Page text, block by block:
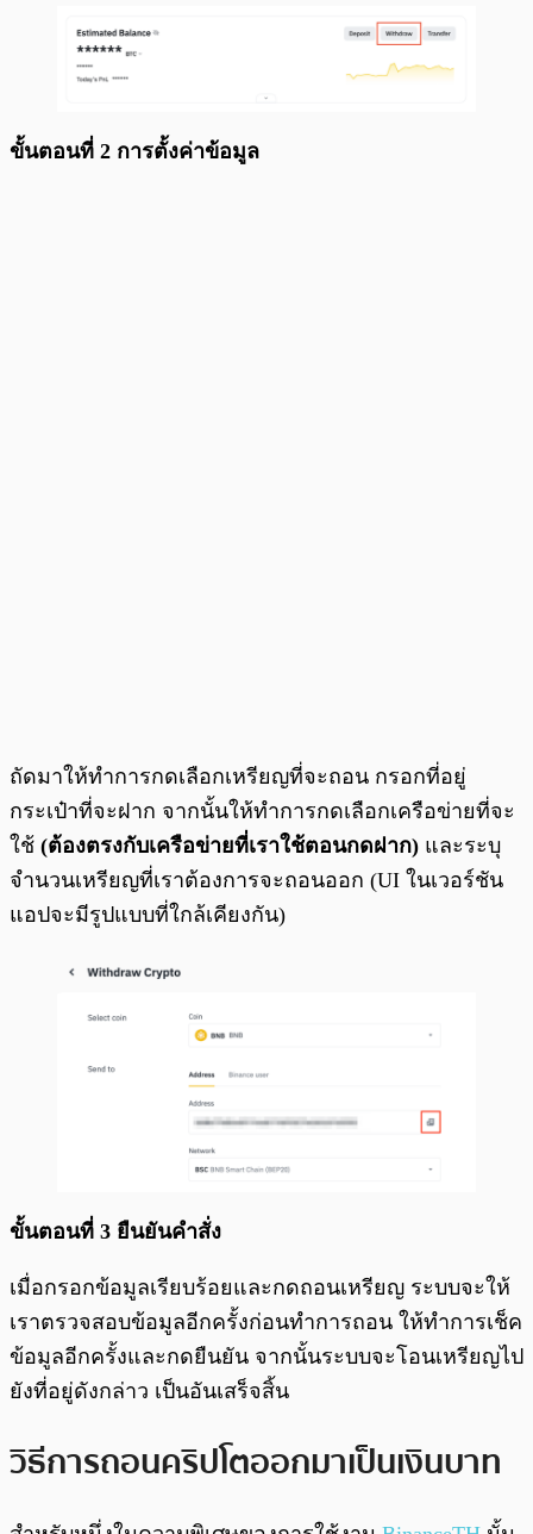
ขั้นตอนที่ 2 การตั้งค่าข้อมูล
ถัดมาให้ทำการกดเลือกเหรียญที่จะถอน กรอกที่อยู่
กระเป๋าที่จะฝาก จากนั้นให้ทำการกดเลือกเครือข่ายที่จะ
ใช้ (ต้องตรงกับเครือข่ายที่เราใช้ตอนกดฝาก) และระบุ
จำนวนเหรียญที่เราต้องการจะถอนออก (UI ในเวอร์ชัน
แอปจะมีรูปแบบที่ใกล้เคียงกัน)
ขั้นตอนที่ 3 ยืนยันคำสั่ง
เมื่อกรอกข้อมูลเรียบร้อยและกดถอนเหรียญ ระบบจะให้
เราตรวจสอบข้อมูลอีกครั้งก่อนทำการถอน ให้ทำการเช็ค
ข้อมูลอีกครั้งและกดยืนยัน จากนั้นระบบจะโอนเหรียญไป
ยังที่อยู่ดังกล่าว เป็นอันเสร็จสิ้น
วิธีการถอนคริปโตออกมาเป็นเงินบาท